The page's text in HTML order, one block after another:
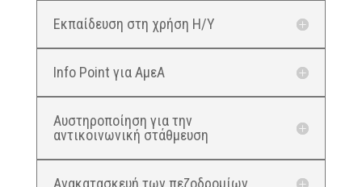
Εκπαίδευση στη χρήση Η/Υ
Info Point για ΑμεΑ
Αυστηροποίηση για την
αντικοινωνική στάθμευση
Ανακατασκευή των πεζοδρομίων